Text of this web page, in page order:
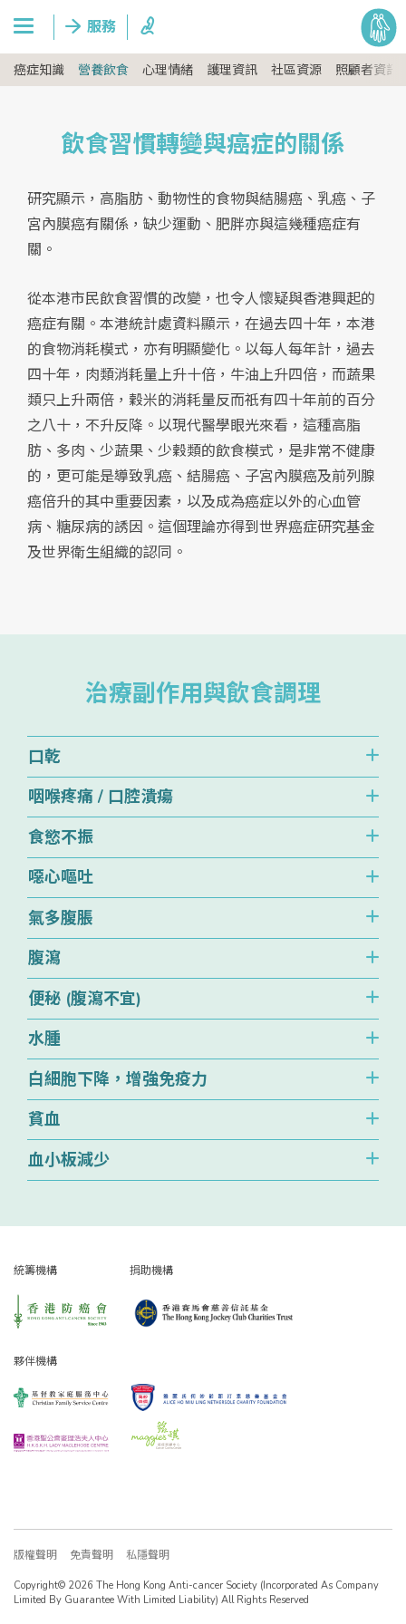
癌症知識 營養飲食 心理情緒 護理資訊 社區資源 照顧者資訊
飲食習慣轉變與癌症的關係
研究顯示，高脂肪、動物性的食物與結腸癌、乳癌、子
宮內膜癌有關係，缺少運動、肥胖亦與這幾種癌症有
關。
從本港市民飲食習慣的改變，也令人懷疑與香港興起的
癌症有關。本港統計處資料顯示，在過去四十年，本港
的食物消耗模式，亦有明顯變化。以每人每年計，過去
四十年，肉類消耗量上升十倍，牛油上升四倍，而蔬果
類只上升兩倍，穀米的消耗量反而祇有四十年前的百分
之八十，不升反降。以現代醫學眼光來看，這種高脂
肪、多肉、少蔬果、少穀類的飲食模式，是非常不健康
的，更可能是導致乳癌、結腸癌、子宮內膜癌及前列腺
癌倍升的其中重要因素，以及成為癌症以外的心血管
病、糖尿病的誘因。這個理論亦得到世界癌症研究基金
及世界衛生組織的認同。
治療副作用與飲食調理
口乾
咽喉疼痛 / 口腔潰瘍
食慾不振
噁心嘔吐
氣多腹脹
腹瀉
便秘 (腹瀉不宜)
水腫
白細胞下降，增強免疫力
貧血
血小板減少
統籌機構 捐助機構
夥伴機構
版權聲明 免責聲明 私隱聲明
Copyright© 2026 The Hong Kong Anti-cancer Society (Incorporated As Company
Limited By Guarantee With Limited Liability) All Rights Reserved